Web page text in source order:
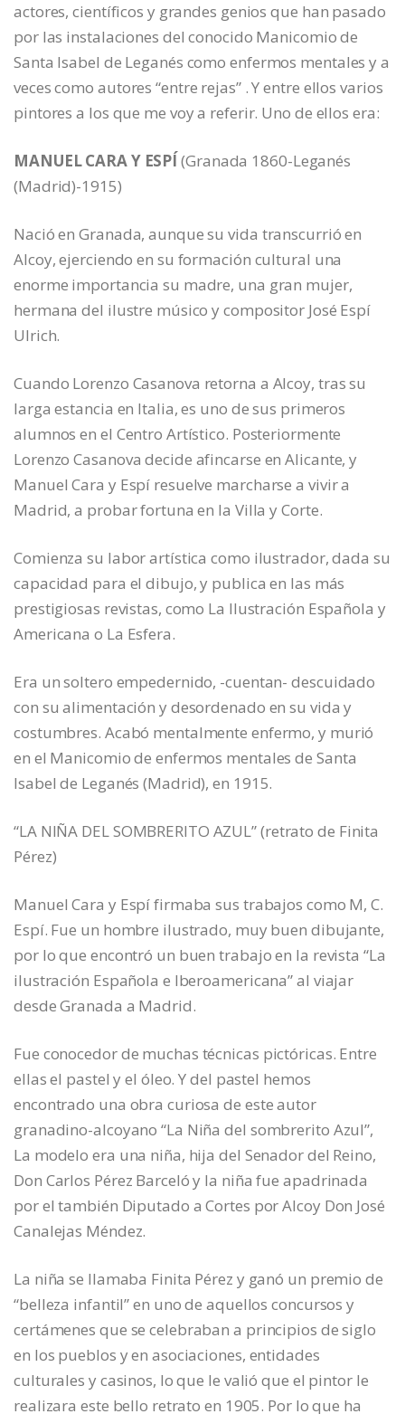
actores, científicos y grandes genios que han pasado
por las instalaciones del conocido Manicomio de
Santa Isabel de Leganés como enfermos mentales y a
veces como autores “entre rejas” . Y entre ellos varios
pintores a los que me voy a referir. Uno de ellos era:
MANUEL CARA Y ESPÍ (Granada 1860-Leganés
(Madrid)-1915)
Nació en Granada, aunque su vida transcurrió en
Alcoy, ejerciendo en su formación cultural una
enorme importancia su madre, una gran mujer,
hermana del ilustre músico y compositor José Espí
Ulrich.
Cuando Lorenzo Casanova retorna a Alcoy, tras su
larga estancia en Italia, es uno de sus primeros
alumnos en el Centro Artístico. Posteriormente
Lorenzo Casanova decide afincarse en Alicante, y
Manuel Cara y Espí resuelve marcharse a vivir a
Madrid, a probar fortuna en la Villa y Corte.
Comienza su labor artística como ilustrador, dada su
capacidad para el dibujo, y publica en las más
prestigiosas revistas, como La Ilustración Española y
Americana o La Esfera.
Era un soltero empedernido, -cuentan- descuidado
con su alimentación y desordenado en su vida y
costumbres. Acabó mentalmente enfermo, y murió
en el Manicomio de enfermos mentales de Santa
Isabel de Leganés (Madrid), en 1915.
“LA NIÑA DEL SOMBRERITO AZUL” (retrato de Finita
Pérez)
Manuel Cara y Espí firmaba sus trabajos como M, C.
Espí. Fue un hombre ilustrado, muy buen dibujante,
por lo que encontró un buen trabajo en la revista “La
ilustración Española e Iberoamericana” al viajar
desde Granada a Madrid.
Fue conocedor de muchas técnicas pictóricas. Entre
ellas el pastel y el óleo. Y del pastel hemos
encontrado una obra curiosa de este autor
granadino-alcoyano “La Niña del sombrerito Azul”,
La modelo era una niña, hija del Senador del Reino,
Don Carlos Pérez Barceló y la niña fue apadrinada
por el también Diputado a Cortes por Alcoy Don José
Canalejas Méndez.
La niña se llamaba Finita Pérez y ganó un premio de
“belleza infantil” en uno de aquellos concursos y
certámenes que se celebraban a principios de siglo
en los pueblos y en asociaciones, entidades
culturales y casinos, lo que le valió que el pintor le
realizara este bello retrato en 1905. Por lo que ha